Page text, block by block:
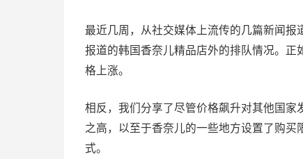
最近几周，从社交媒体上流传的几篇新闻报
报道的韩国香奈儿精品店外的排队情况。
格上涨。
相反，我们分享了尽管价格飙升对其他国
之高，以至于香奈儿的一些地方设置了购
式。